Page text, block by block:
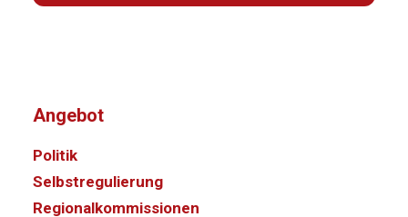
Angebot
Politik
Selbstregulierung
Regionalkommissionen